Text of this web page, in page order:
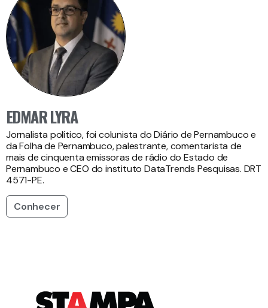
EDMAR LYRA
Jornalista político, foi colunista do Diário de Pernambuco e
da Folha de Pernambuco, palestrante, comentarista de
mais de cinquenta emissoras de rádio do Estado de
Pernambuco e CEO do instituto DataTrends Pesquisas. DRT
4571-PE.
Conhecer